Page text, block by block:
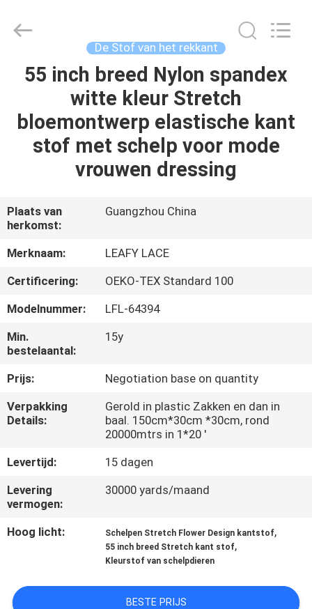
THUIS
PRODUCTEN
FABRIEKSREIS
KWALITEITSCONTROLE
CONTACTEER
ONS
NIEUWS
EEN
OFFERTE
AAN
PRIVACYBELEID
Ltd..
De Stof van het rekkant
55 inch breed Nylon spandex
witte kleur Stretch
bloemontwerp elastische kant
stof met schelp voor mode
vrouwen dressing
Plaats van
herkomst:
Guangzhou China
Merknaam:
LEAFY LACE
Certificering:
OEKO-TEX Standard 100
Modelnummer:
LFL-64394
Min.
bestelaantal:
15y
Prijs:
Negotiation base on quantity
Verpakking
Details:
Gerold in plastic Zakken en dan in
baal. 150cm*30cm *30cm, rond
20000mtrs in 1*20 '
Levertijd:
15 dagen
Levering
vermogen:
30000 yards/maand
Hoog licht: Schelpen Stretch Flower Design kantstof,
55 inch breed Stretch kant stof,
Kleurstof van schelpdieren
BESTE PRIJS